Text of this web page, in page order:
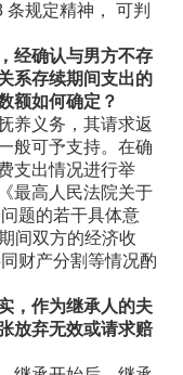
规定精神， 可判
经确认与男方不存
系存续期间支出的
额如何确定？
养义务，其请求返
般可予支持。在确
支出情况进行举
最高人民法院关于
题的若干具体意
间双方的经济收
财产分割等情况酌
，作为继承人的夫
放弃无效或请求赔